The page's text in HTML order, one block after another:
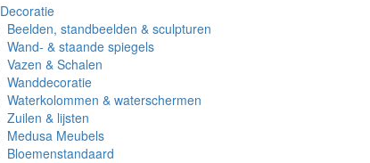
Decoratie
Beelden, standbeelden & sculpturen
Wand- & staande spiegels
Vazen & Schalen
Wanddecoratie
Waterkolommen & waterschermen
Zuilen & lijsten
Medusa Meubels
Bloemenstandaard